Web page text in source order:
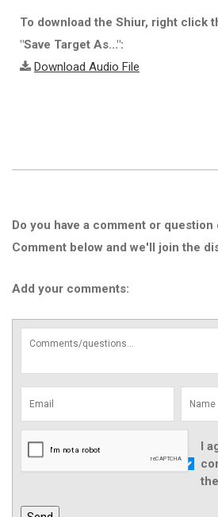
To download the Shiur, right click
"Save Target As...":
Download Audio File
Do you have a comment or question
Comment below and we'll join the
Add your comments:
I